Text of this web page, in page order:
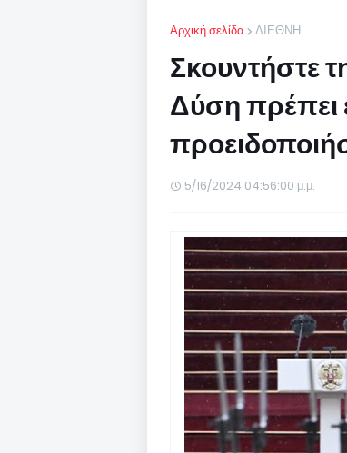
Αρχική σελίδα ΔΙΕΘΝΗ
Σκουντήστε
Δύση πρέπει
5/16/2024 04:56:00 μ.μ.